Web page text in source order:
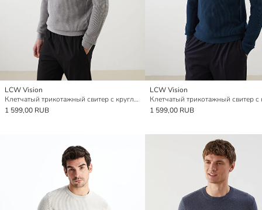
LCW Vision
Клетчатый трикотажный свитер с круглым вырезом
1 599,00 RUB
LCW Vision
1 599,00 RUB